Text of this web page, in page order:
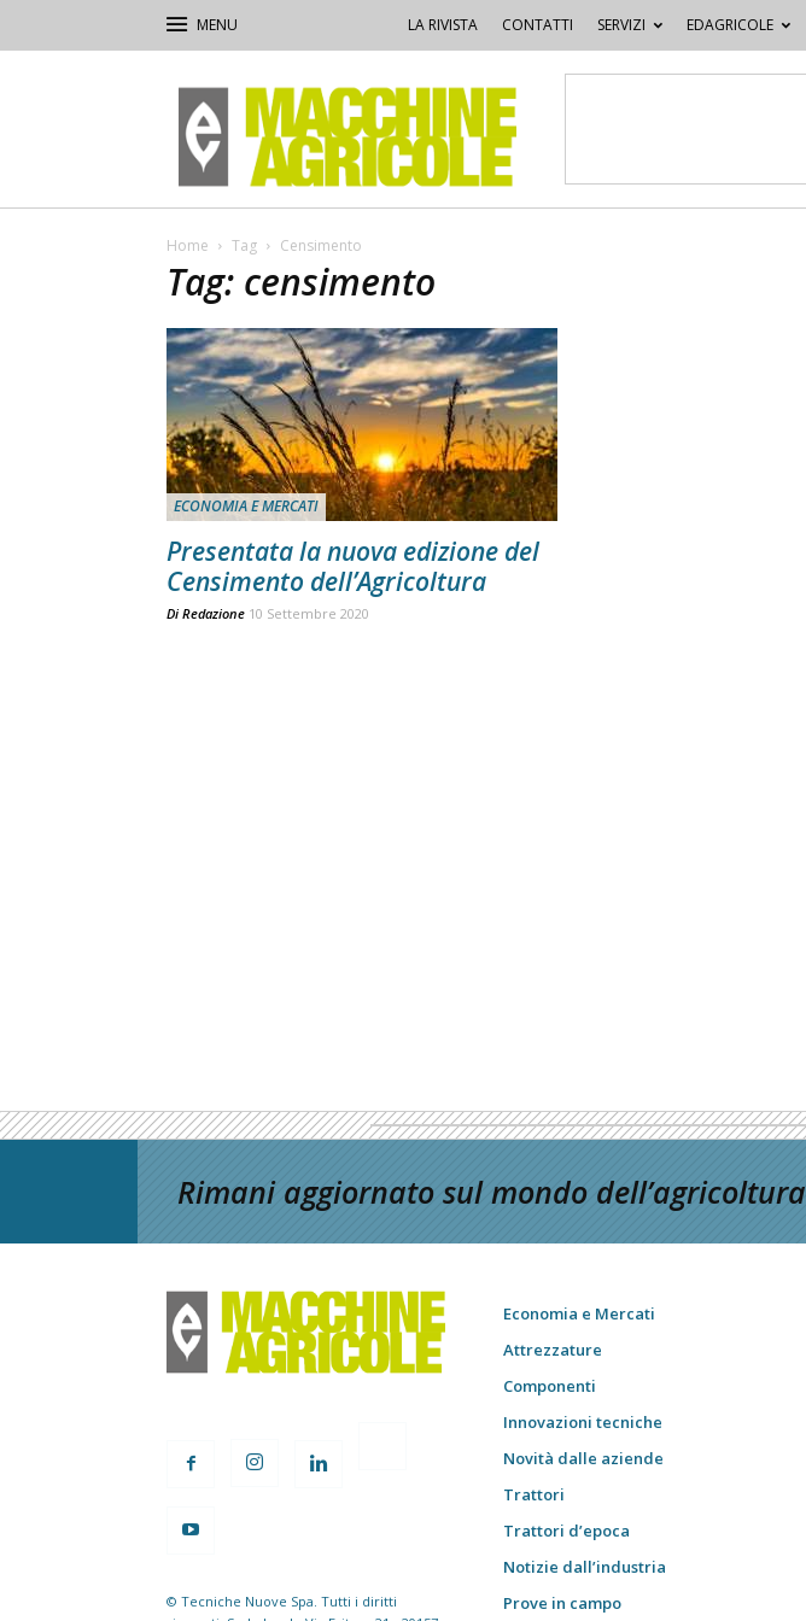
LA RIVISTA CONTATTI SERVIZI EDAGRICOLE
Macchine
Agricole
Home Tag Censimento
Tag: censimento
ECONOMIA E MERCATI
Presentata la nuova edizione del
Censimento dell’Agricoltura
Di Redazione 10 Settembre 2020
Rimani aggiornato sul mondo dell’agricoltura
© Tecniche Nuove Spa. Tutti i diritti
Economia e Mercati
Attrezzature
Componenti
Innovazioni tecniche
Novità dalle aziende
Trattori
Trattori d’epoca
Notizie dall’industria
Prove in campo